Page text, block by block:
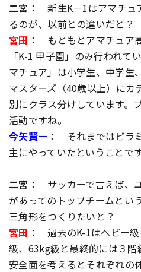
二宮 ： 新生K－1はアマチュ
るのが、以前との違いだと？
宮田 ： もともとアマチュア
「K-1 甲子園」のみ行われて
マチュア」は小学生、中学生
マスターズ（40歳以上）にカ
別にクラス分けしています。
活動ですね。
今矢賢一 ： それまではピラ
主にやっていたということで
二宮 ： サッカーで言えば、
があってのトップチームとい
三角形をつくりたいと？
宮田 ： 過去のK-1はヘビー
級、63kg級と最終的には３階
安全面を考えるとそれぞれの